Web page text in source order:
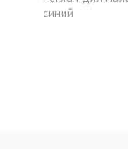
синий